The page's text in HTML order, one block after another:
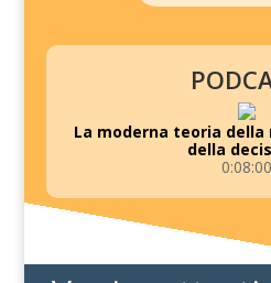
La moderna teoria della
della
0:08:00